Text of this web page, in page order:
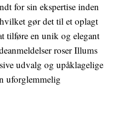
for sin ekspertise inden
gør det til et oplagt
tilføre en unik og elegant
roser Illums
udvalg og upåklagelige
uforglemmelig